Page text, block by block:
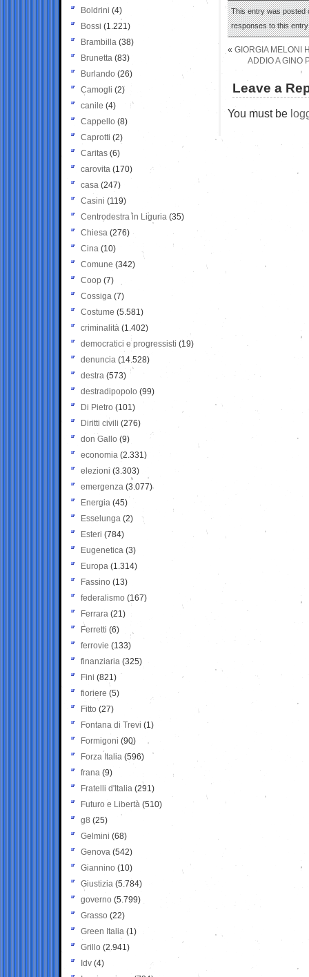
This entry was posted
responses to this
« GIORGIA MELONI
ADDIO A GINO
Leave a
You must be
Boldrini (4)
Bossi (1.221)
Brambilla (38)
Brunetta (83)
Burlando (26)
Camogli (2)
canile (4)
Cappello (8)
Caprotti (2)
Caritas (6)
carovita (170)
casa (247)
Casini (119)
Centrodestra in Liguria (35)
Chiesa (276)
Cina (10)
Comune (342)
Coop (7)
Cossiga (7)
Costume (5.581)
criminalità (1.402)
democratici e progressisti (19)
denuncia (14.528)
destra (573)
destradipopolo (99)
Di Pietro (101)
Diritti civili (276)
don Gallo (9)
economia (2.331)
elezioni (3.303)
emergenza (3.077)
Energia (45)
Esselunga (2)
Esteri (784)
Eugenetica (3)
Europa (1.314)
Fassino (13)
federalismo (167)
Ferrara (21)
Ferretti (6)
ferrovie (133)
finanziaria (325)
Fini (821)
fioriere (5)
Fitto (27)
Fontana di Trevi (1)
Formigoni (90)
Forza Italia (596)
frana (9)
Fratelli d'Italia (291)
Futuro e Libertà (510)
g8 (25)
Gelmini (68)
Genova (542)
Giannino (10)
Giustizia (5.784)
governo (5.799)
Grasso (22)
Green Italia (1)
Grillo (2.941)
Idv (4)